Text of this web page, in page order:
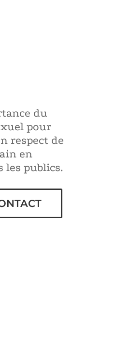
du
pour
respect de
en
les publics.